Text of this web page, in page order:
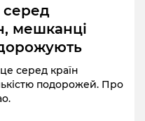
мешканці
серед країн
подорожей. Про